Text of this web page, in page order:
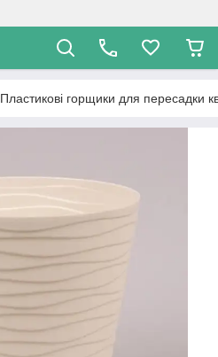
Пластикові горщики для пересадки